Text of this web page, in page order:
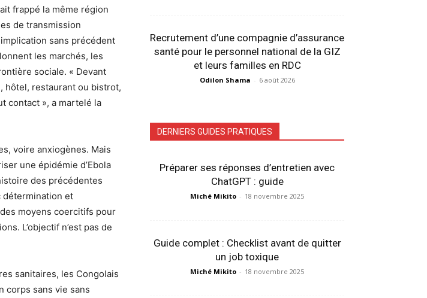
frappé la même région
de transmission
sans précédent
les marchés, les
sociale. « Devant
hôtel, restaurant ou bistrot,
contact », a martelé la
voire anxiogènes. Mais
une épidémie d’Ebola
des précédentes
détermination et
moyens coercitifs pour
L’objectif n’est pas de
sanitaires, les Congolais
corps sans vie sans
Recrutement d’une compagnie d’assurance
santé pour le personnel national de la GIZ
et leurs familles en RDC
Odilon Shama - 6 août 2026
DERNIERS GUIDES PRATIQUES
Préparer ses réponses d’entretien avec
ChatGPT : guide
Miché Mikito - 18 novembre 2025
Guide complet : Checklist avant de quitter
un job toxique
Miché Mikito - 18 novembre 2025